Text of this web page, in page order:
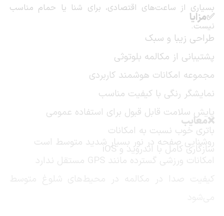
بسیاری از ساعت‌های اقتصادی، برای شنا یا حمام مناسب
نیست.
✅مزایا
طراحی زیبا و سبک
پشتیبانی از مکالمه بلوتوثی
مجموعه امکانات هوشمند کاربردی
نمایشگر رنگی با کیفیت مناسب
پایش سلامت قابل قبول برای استفاده عمومی
باتری خوب نسبت به امکانات
سازگاری کامل با اندروید و iOS
❌معایب
روشنایی صفحه در نور بسیار شدید متوسط است